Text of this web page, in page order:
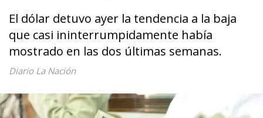
El dólar detuvo ayer la tendencia a la baja
que casi ininterrumpidamente había
mostrado en las dos últimas semanas.
Diario La Nación